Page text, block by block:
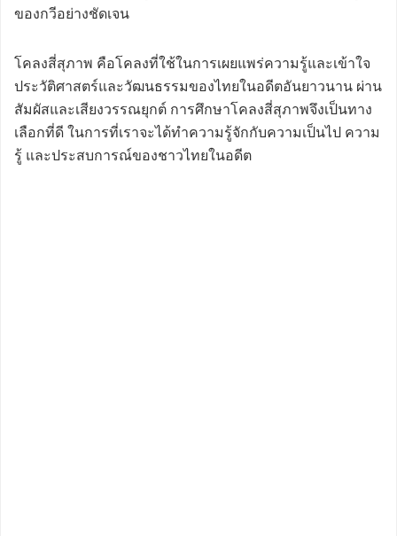
ของกวีอย่างชัดเจน
โคลงสี่สุภาพ คือโคลงที่ใช้ในการเผยแพร่ความรู้และเข้าใจ
ประวัติศาสตร์และวัฒนธรรมของไทยในอดีตอันยาวนาน ผ่าน
สัมผัสและเสียงวรรณยุกต์ การศึกษาโคลงสี่สุภาพจึงเป็นทาง
เลือกที่ดี ในการที่เราจะได้ทำความรู้จักกับความเป็นไป ความ
รู้ และประสบการณ์ของชาวไทยในอดีต